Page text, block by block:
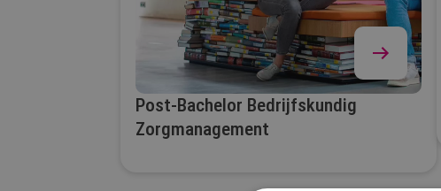
Post-Bachelor Bedrijfskundig
Zorgmanagement